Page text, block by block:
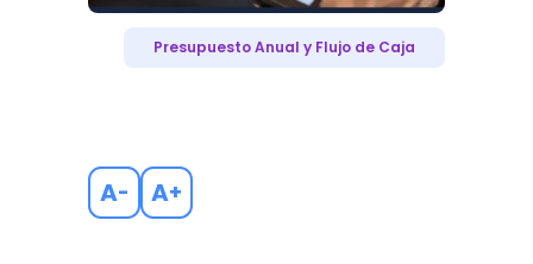
Presupuesto Anual y Flujo de Caja
A- A+